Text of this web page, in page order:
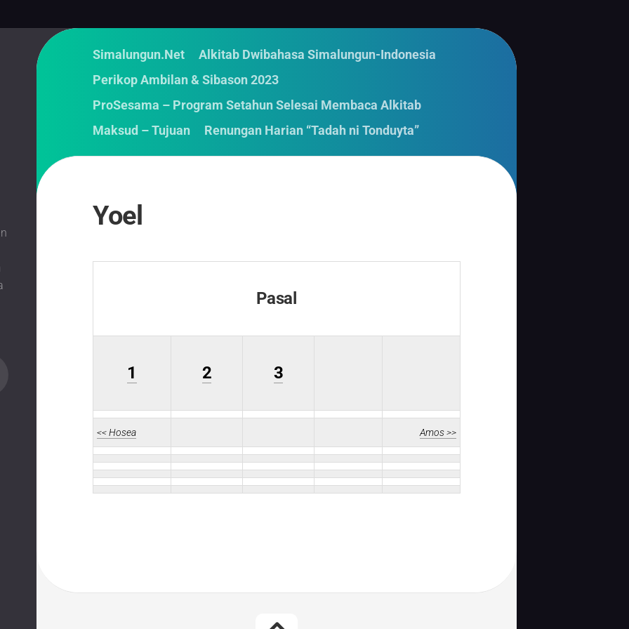
Simalungun.Net
Alkitab Dwibahasa Simalungun-Indonesia
Perikop Ambilan & Sibason 2023
ProSesama – Program Setahun Selesai Membaca Alkitab
Maksud – Tujuan
Renungan Harian “Tadah ni Tonduyta”
Yoel
Pasal
1 2 3
<< Hosea Amos >>